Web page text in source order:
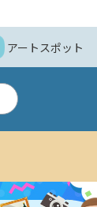
アートスポット